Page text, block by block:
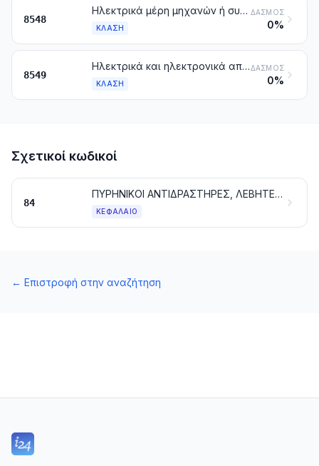
8548
Ηλεκτρικά μέρη μηχανών ή συσκευών που δεν κατονομάζονται ή περιλαμβάνονται αλλού στο παρόν κεφάλαιο
ΚΛΆΣΗ
ΔΑΣΜΌΣ
0%
8549
Ηλεκτρικά και ηλεκτρονικά απορρίμματα και υπολείμματα
ΚΛΆΣΗ
ΔΑΣΜΌΣ
0%
Σχετικοί κωδικοί
84
ΠΥΡΗΝΙΚΟΙ ΑΝΤΙΔΡΑΣΤΗΡΕΣ, ΛΕΒΗΤΕΣ, ΜΗΧΑΝΕΣ, ΣΥΣΚΕΥΕΣ ΚΑΙ ΜΗΧΑΝΙΚΕΣ ΕΠΙΝΟΗΣΕΙΣ. ΜΕΡΗ ΑΥΤΩΝ ΤΩΝ ΜΗΧΑΝΩΝ Ή ΣΥΣΚΕΥΩΝ
ΚΕΦΆΛΑΙΟ
← Επιστροφή στην αναζήτηση